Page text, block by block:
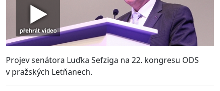
Projev senátora Luďka Sefziga na 22. kongresu ODS
v pražských Letňanech.